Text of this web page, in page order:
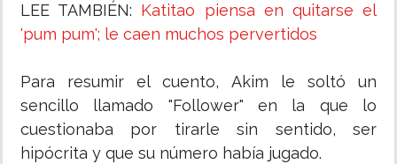
LEE TAMBIÉN: Katitao piensa en quitarse el
'pum pum'; le caen muchos pervertidos
Para resumir el cuento, Akim le soltó un
sencillo llamado "Follower" en la que lo
cuestionaba por tirarle sin sentido, ser
hipócrita y que su número había jugado.